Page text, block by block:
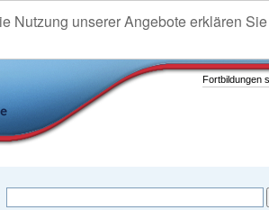
unserer Angebote erklären
Fortbildungen